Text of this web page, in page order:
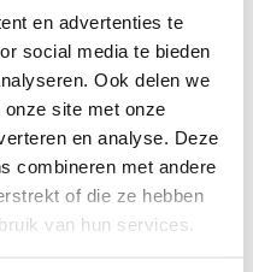
en advertenties te
social media te bieden
Ook delen we
site met onze
en analyse. Deze
combineren met andere
of die ze hebben
van hun services.
is krasvast
direct
op!
laten printen en